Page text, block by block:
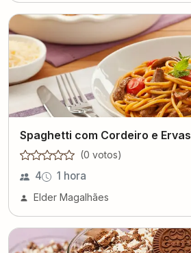
Spaghetti com Cordeiro e Ervas
(0 votos)
4 1 hora
Elder Magalhães